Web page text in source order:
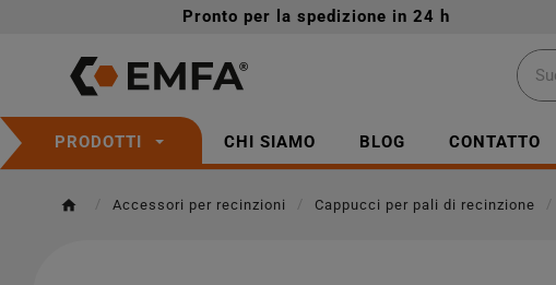
Pronto per la spedizione in 24 h
PRODOTTI CHI SIAMO BLOG CONTATTO
Accessori per recinzioni Cappucci per pali di recinzione